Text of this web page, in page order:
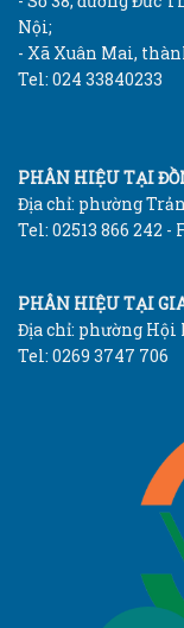
Nội;
- Xã Xuân Mai,
Tel: 024 33840233
PHÂN HIỆU TẠI
Địa chỉ: phường
Tel: 02513 866 242 -
PHÂN HIỆU TẠI
Địa chỉ: phường Hội
Tel: 0269 3747 706